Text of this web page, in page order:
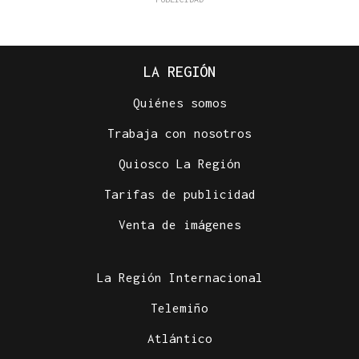
LA REGIÓN
Quiénes somos
Trabaja con nosotros
Quiosco La Región
Tarifas de publicidad
Venta de imágenes
La Región Internacional
Telemiño
Atlántico